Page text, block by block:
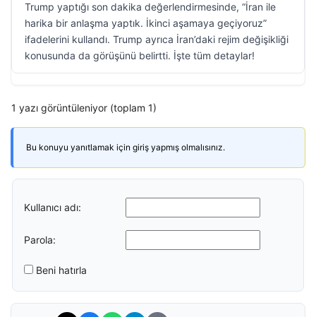
Trump yaptığı son dakika değerlendirmesinde, “İran ile
harika bir anlaşma yaptık. İkinci aşamaya geçiyoruz”
ifadelerini kullandı. Trump ayrıca İran’daki rejim değişikliği
konusunda da görüşünü belirtti. İşte tüm detaylar!
1 yazı görüntüleniyor (toplam 1)
Bu konuyu yanıtlamak için giriş yapmış olmalısınız.
Kullanıcı adı:
Parola:
Beni hatırla